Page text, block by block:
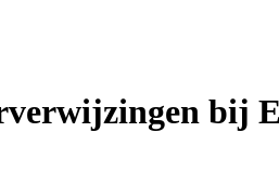
bij